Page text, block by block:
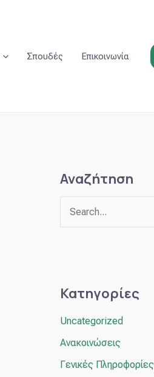
Σπουδές Επικοινωνία
Αναζήτηση
ή
η
Κατηγορίες
Uncategorized
Ανακοινώσεις
Γενικές Πληροφορίες